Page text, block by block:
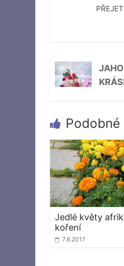
Jedlé květy
koření
7.6.2017